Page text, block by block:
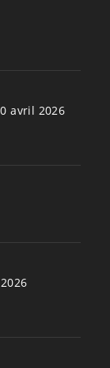
avril 2026